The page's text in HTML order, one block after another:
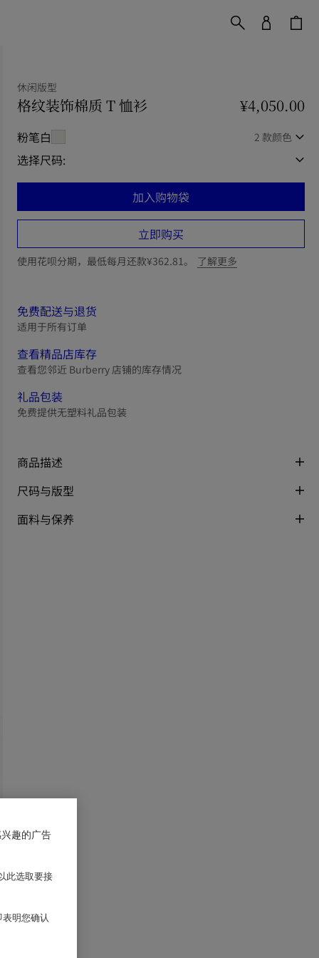
休闲版型
格纹装饰棉质 T 恤衫 价格 ¥4,050.00休闲版型
¥4,050.00
粉笔白 2 款颜色
选择尺码:
加入购物袋
立即购买
使用花呗分期，最低每月还款¥362.81。 了解更多
免费配送与退货
适用于所有订单
查看精品店库存
查看您邻近 Burberry 店铺的库存情况
礼品包装
免费提供无塑料礼品包装
商品描述
尺码与版型
面料与保养
趣的广告
此选取要接
明您确认